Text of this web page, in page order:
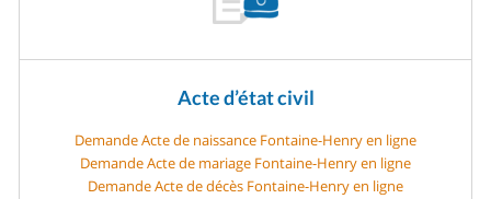
Acte d’état civil
Demande Acte de naissance Fontaine-Henry en ligne
Demande Acte de mariage Fontaine-Henry en ligne
Demande Acte de décès Fontaine-Henry en ligne